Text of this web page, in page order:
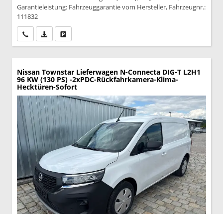
Garantieleistung: Fahrzeuggarantie vom Hersteller, Fahrzeugnr.:
111832
Wir rufen Sie anPDF-Datei, Fahrzeugexposé drucken
Nissan Townstar Lieferwagen N-Connecta DIG-T L2H1
96 KW (130 PS) -2xPDC-Rückfahrkamera-Klima-
Hecktüren-Sofort